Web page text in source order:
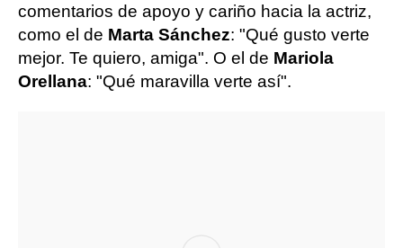
comentarios de apoyo y cariño hacia la actriz,
como el de Marta Sánchez: "Qué gusto verte
mejor. Te quiero, amiga". O el de Mariola
Orellana: "Qué maravilla verte así".